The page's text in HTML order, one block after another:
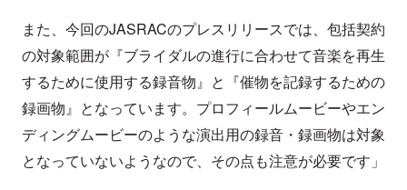
また、今回のJASRACのプレスリリースでは、包括契約
の対象範囲が『ブライダルの進行に合わせて音楽を再生
するために使用する録音物』と『催物を記録するための
録画物』となっています。プロフィールムービーやエン
ディングムービーのような演出用の録音・録画物は対象
となっていないようなので、その点も注意が必要です」